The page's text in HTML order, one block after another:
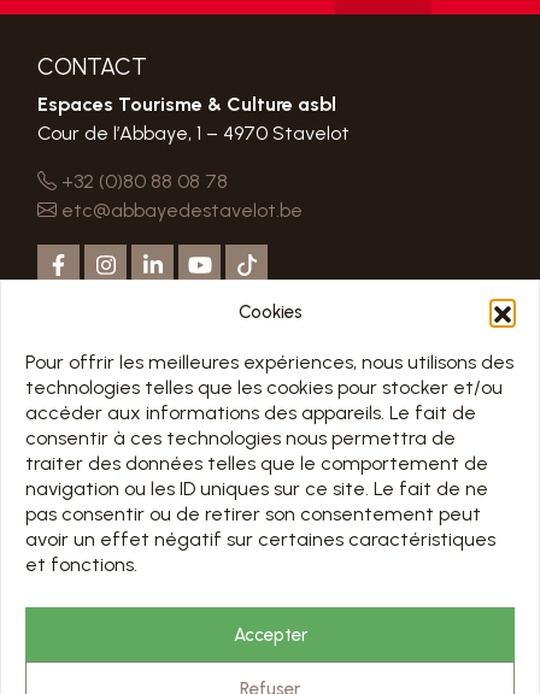
Cookies
Pour offrir les meilleures expériences, nous utilisons des
technologies telles que les cookies pour stocker et/ou
accéder aux informations des appareils. Le fait de
consentir à ces technologies nous permettra de
traiter des données telles que le comportement de
navigation ou les ID uniques sur ce site. Le fait de ne
pas consentir ou de retirer son consentement peut
avoir un effet négatif sur certaines caractéristiques
et fonctions.
Accepter
Refuser
CONTACT
Espaces Tourisme & Culture asbl
Cour de l’Abbaye, 1 – 4970 Stavelot
+32 (0)80 88 08 78
etc@abbayedestavelot.be
MENU
ACCUEIL
DÉCOUVRIR
VISITER
PRÉPARER MA VISITE
LOCATION & MEETING
BRASSERIE DE L’ABBAYE
CONTACT